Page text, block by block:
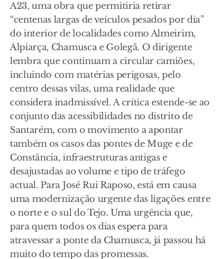
A23, uma obra que permitiria retirar
“centenas largas de veículos pesados por dia”
do interior de localidades como Almeirim,
Alpiarça, Chamusca e Golegã. O dirigente
lembra que continuam a circular camiões,
incluindo com matérias perigosas, pelo
centro dessas vilas, uma realidade que
considera inadmissível. A crítica estende-se ao
conjunto das acessibilidades no distrito de
Santarém, com o movimento a apontar
também os casos das pontes de Muge e de
Constância, infraestruturas antigas e
desajustadas ao volume e tipo de tráfego
actual. Para José Rui Raposo, está em causa
uma modernização urgente das ligações entre
o norte e o sul do Tejo. Uma urgência que,
para quem todos os dias espera para
atravessar a ponte da Chamusca, já passou há
muito do tempo das promessas.